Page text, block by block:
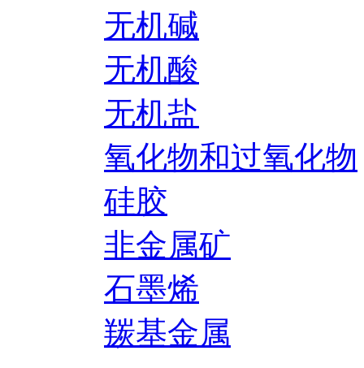
无机碱
无机酸
无机盐
氧化物和过氧化物
硅胶
非金属矿
石墨烯
羰基金属